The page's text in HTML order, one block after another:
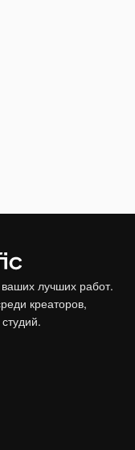
лучших работ.
креаторов,